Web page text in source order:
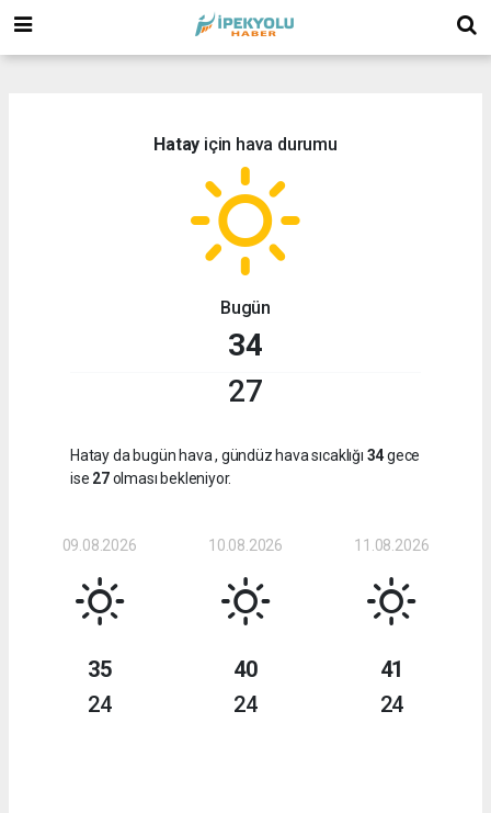
Hatay için hava durumu
Bugün
34
27
Hatay da bugün hava, gündüz hava sıcaklığı 34gece
ise 27olması bekleniyor.
09.08.2026
35
24
10.08.2026
40
24
11.08.2026
41
24